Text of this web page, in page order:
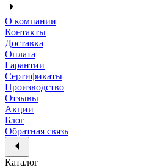
О компании
Контакты
Доставка
Оплата
Гарантии
Сертификаты
Производство
Отзывы
Акции
Блог
Обратная связь
Каталог